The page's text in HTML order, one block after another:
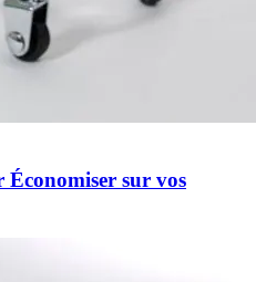
Économiser sur vos